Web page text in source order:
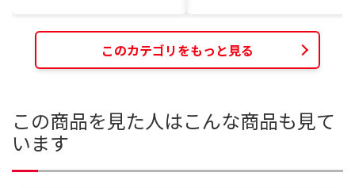
このカテゴリをもっと見る
この商品を見た人はこんな商品も見て
います